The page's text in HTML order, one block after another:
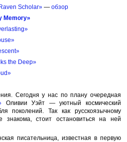
Scholar»— обзор
Memory»
the Deep»
Сегодня у нас по плану очередная
Оливии Уэйт — уютный космический
поколений. Так как русскоязычному
знакома, стоит остановиться на ней
писательница, известная в первую